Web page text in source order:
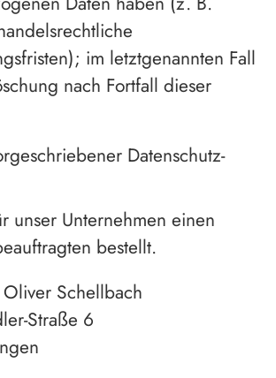
im letztgenannten Fall
nach Fortfall dieser
Datenschutz­
unser Unternehmen einen
bestellt.
Oliver Schellbach
Straße 6